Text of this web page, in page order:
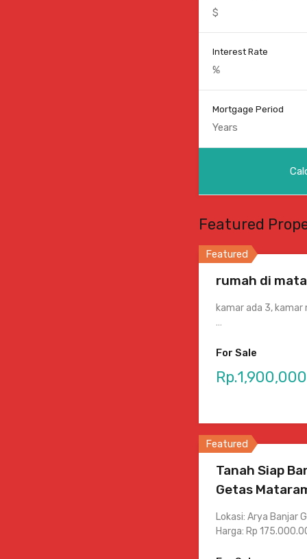
Interest Rate
Mortgage Period
Featured
Featured
rumah di
kamar ada 3, kamar
…
For Sale
Featured
Tanah Siap
Getas
Lokasi: Arya Banjar
Harga: Rp